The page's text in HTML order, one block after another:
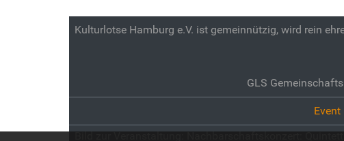
Kulturlotse Hamburg e.V. ist gemeinnützig, wird rein
GLS
Event
Bild zur Veranstaltung:Nachbarschaftskonzert: